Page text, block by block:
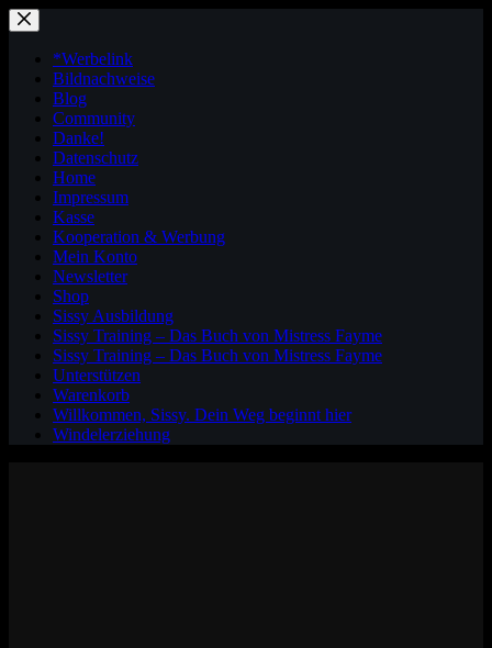
Zum
Inhalt
springen*Werbelink
Bildnachweise
Blog
Community
Danke!
Datenschutz
Home
Impressum
Kasse
Kooperation & Werbung
Mein Konto
Newsletter
Shop
Sissy Ausbildung
Sissy Training – Das Buch von Mistress Fayme
Sissy Training – Das Buch von Mistress Fayme
Unterstützen
Warenkorb
Willkommen, Sissy. Dein Weg beginnt hier
Windelerziehung